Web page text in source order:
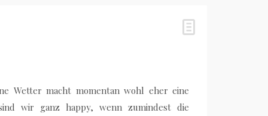
Wetter macht momentan wohl eher eine
wir ganz happy, wenn zumindest die